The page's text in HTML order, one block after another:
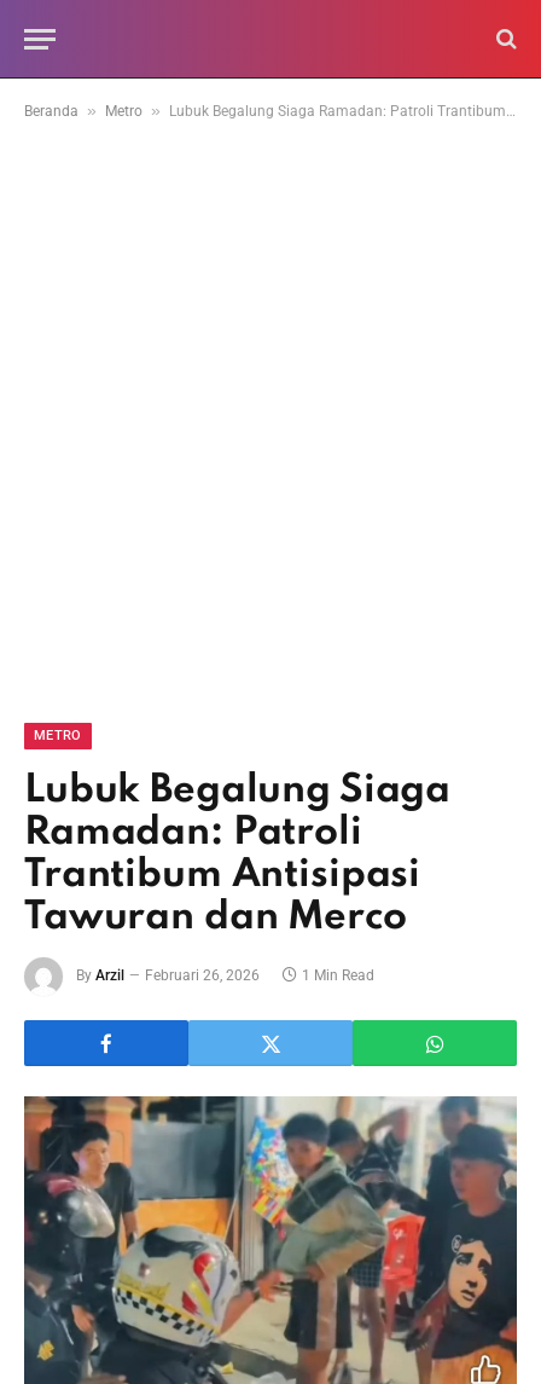
Beranda » Metro » Lubuk Begalung Siaga Ramadan: Patroli Trantibum Antisipasi Tawuran dan Merco
METRO
Lubuk Begalung Siaga
Ramadan: Patroli
Trantibum Antisipasi
Tawuran dan Merco
By Arzil Februari 26, 2026 1 Min Read